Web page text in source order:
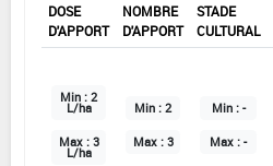
DOSE
D'APPORT
NOMBRE
D'APPORT
STADE
CULTURAL
Min : 2
L/ha
Max : 3
L/ha
Min : 2
Max : 3
Min : -
Max : -